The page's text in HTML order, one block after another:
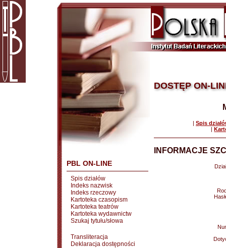
PBL ON-LINE
Spis działów
Indeks nazwisk
Indeks rzeczowy
Kartoteka czasopism
Kartoteka teatrów
Kartoteka wydawnictw
Szukaj tytułu/słowa
Transliteracja
Deklaracja dostępności
DOSTĘP ON-
| Spis
|
INFORMACJE